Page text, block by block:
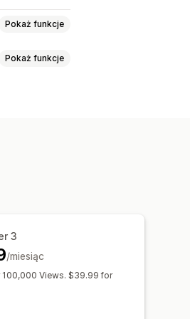
Pokaż funkcje
Pokaż funkcje
3
/miesiąc
Views. $39.99 for